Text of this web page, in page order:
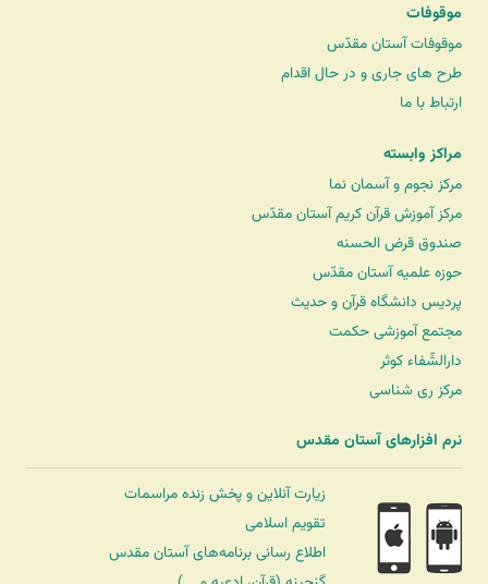
موقوفات
موقوفات آستان مقدّس
طرح های جاری و در حال اقدام
ارتباط با ما
مراکز وابسته
مرکز نجوم و آسمان نما
مرکز آموزش قرآن کریم آستان مقدّس
صندوق قرض الحسنه
حوزه علمیه آستان مقدّس
پردیس دانشگاه قرآن و حدیث
مجتمع آموزشی حکمت
دارالشّفاء کوثر
مرکز ری شناسی
نرم افزارهای آستان مقدس
زیارت آنلاین و پخش زنده مراسمات
تقویم اسلامی
اطلاع رسانی برنامه‌های آستان مقدس